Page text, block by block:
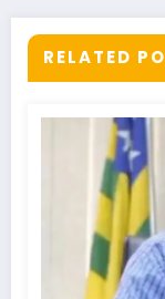
RELATED